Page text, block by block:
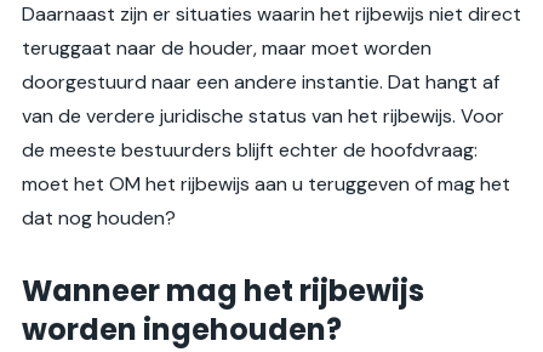
Daarnaast zijn er situaties waarin het rijbewijs niet direct
teruggaat naar de houder, maar moet worden
doorgestuurd naar een andere instantie. Dat hangt af
van de verdere juridische status van het rijbewijs. Voor
de meeste bestuurders blijft echter de hoofdvraag:
moet het OM het rijbewijs aan u teruggeven of mag het
dat nog houden?
Wanneer mag het rijbewijs
worden ingehouden?